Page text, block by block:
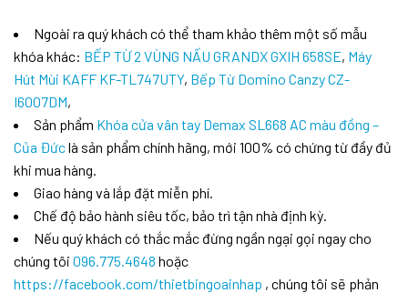
Ngoài ra quý khách có thể tham khảo thêm một số mẫu
khóa khác: BẾP TỪ 2 VÙNG NẤU GRANDX GXIH 658SE, Máy
Hút Mùi KAFF KF-TL747UTY, Bếp Từ Domino Canzy CZ-
I6007DM,
Sản phẩm Khóa cửa vân tay Demax SL668 AC màu đồng –
Của Đứclà sản phẩm chính hãng, mới 100% có chứng từ đầy đủ
khi mua hàng.
Giao hàng và lắp đặt miễn phí.
Chế độ bảo hành siêu tốc, bảo trì tận nhà định kỳ.
Nếu quý khách có thắc mắc đừng ngần ngại gọi ngay cho
chúng tôi 096.775.4648 hoặc
https://facebook.com/thietbingoainhap , chúng tôi sẽ phản